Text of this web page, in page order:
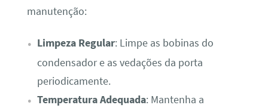
manutenção:
Limpeza Regular: Limpe as bobinas do
condensador e as vedações da porta
periodicamente.
Temperatura Adequada: Mantenha a